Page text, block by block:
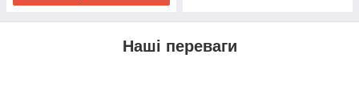
Наші переваги